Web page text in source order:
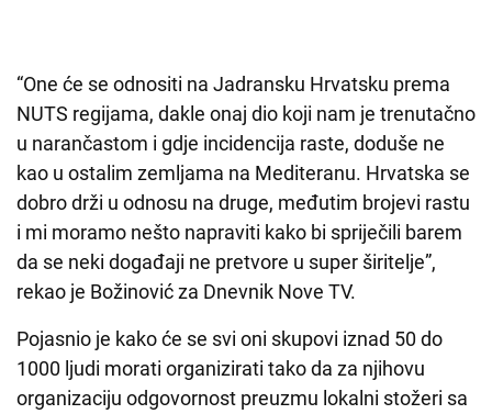
“One će se odnositi na Jadransku Hrvatsku prema
NUTS regijama, dakle onaj dio koji nam je trenutačno
u narančastom i gdje incidencija raste, doduše ne
kao u ostalim zemljama na Mediteranu. Hrvatska se
dobro drži u odnosu na druge, međutim brojevi rastu
i mi moramo nešto napraviti kako bi spriječili barem
da se neki događaji ne pretvore u super širitelje”,
rekao je Božinović za Dnevnik Nove TV.
Pojasnio je kako će se svi oni skupovi iznad 50 do
1000 ljudi morati organizirati tako da za njihovu
organizaciju odgovornost preuzmu lokalni stožeri sa